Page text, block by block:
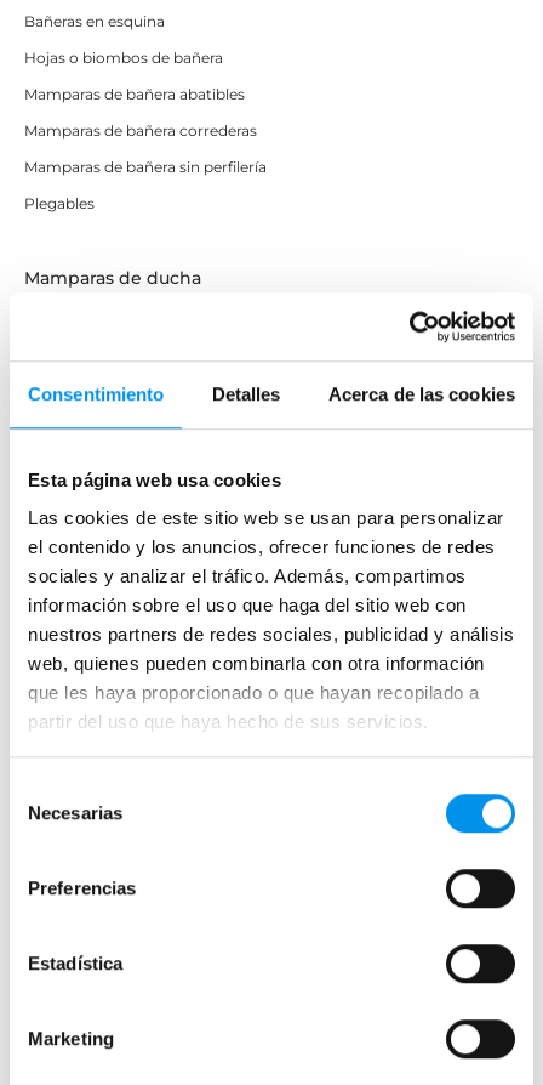
Consentimiento Detalles Acerca de las cookies
Esta página web usa cookies
Las cookies de este sitio web se usan para personalizar
el contenido y los anuncios, ofrecer funciones de redes
sociales y analizar el tráfico. Además, compartimos
información sobre el uso que haga del sitio web con
nuestros partners de redes sociales, publicidad y análisis
web, quienes pueden combinarla con otra información
que les haya proporcionado o que hayan recopilado a
partir del uso que haya hecho de sus servicios.
Necesarias
Preferencias
Estadística
Marketing
Bañeras en esquina
Hojas o biombos de bañera
Mamparas de bañera abatibles
Mamparas de bañera correderas
Mamparas de bañera sin perfilería
Plegables
Mamparas de ducha
Mamparas rectangulares
Fijos y paneles de ducha
Apertura plegable
Cristal fijo para ducha
Correderas
Mamparas doble hoja
Mamparas a ras de suelo
Mamparas con armario
Mamparas de colores
Mamparas de ducha perfilería negra
Mamparas de perfilería blanca
Mamparas de perfilería dorada